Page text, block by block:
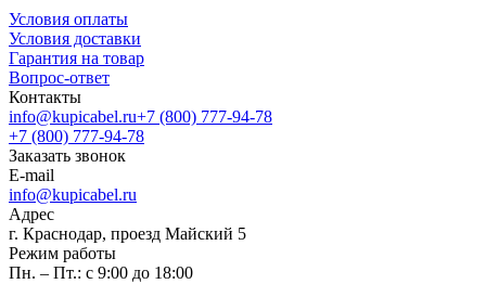
Условия оплаты
Условия доставки
Гарантия на товар
Вопрос-ответ
Контакты
info@kupicabel.ru+7 (800) 777-94-78
+7 (800) 777-94-78
Заказать звонок
E-mail
info@kupicabel.ru
Адрес
г. Краснодар, проезд Майский 5
Режим работы
Пн. – Пт.: с 9:00 до 18:00